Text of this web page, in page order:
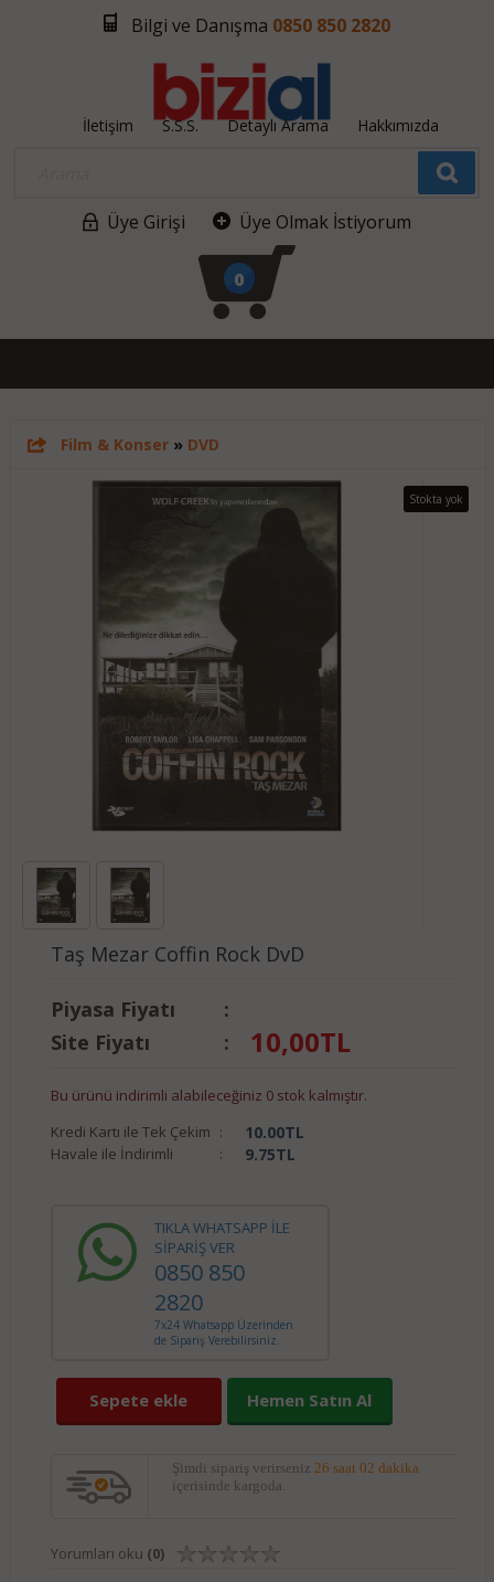
Bilgi ve Danışma 0850 850 2820
İletişim S.S.S. Detaylı Arama Hakkımızda
Üye Girişi Üye Olmak İstiyorum
0
Film & Konser» DVD
Stokta yok
Taş Mezar Coffin Rock DvD
Piyasa Fiyatı
:
Site Fiyatı
: 10,00TL
Bu ürünü indirimli alabileceğiniz 0 stok kalmıştır.
Kredi Kartı ile Tek Çekim : 10.00TL
Havale ile İndirimli : 9.75TL
TIKLA WHATSAPP İLE
SİPARİŞ VER
0850 850
2820
7x24 Whatsapp Üzerinden
de Sipariş Verebilirsiniz.
Sepete ekle Hemen Satın Al
Şimdi sipariş verirseniz 26 saat 02 dakika
içerisinde kargoda.
Yorumları oku (0)